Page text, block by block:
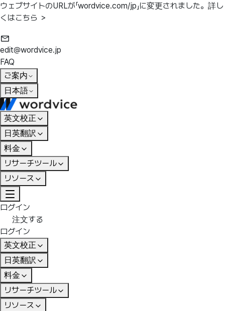
ウェブサイトのURLが「wordvice.com/jp」に変更されました。 詳し
くはこちら ＞
edit@wordvice.jp
FAQ
ご案内
日本語
英文校正
日英翻訳
料金
リサーチツール
リソース
ログイン
注文する
ログイン
英文校正
日英翻訳
料金
リサーチツール
リソース